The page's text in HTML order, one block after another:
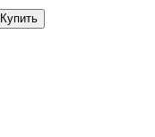
Купить